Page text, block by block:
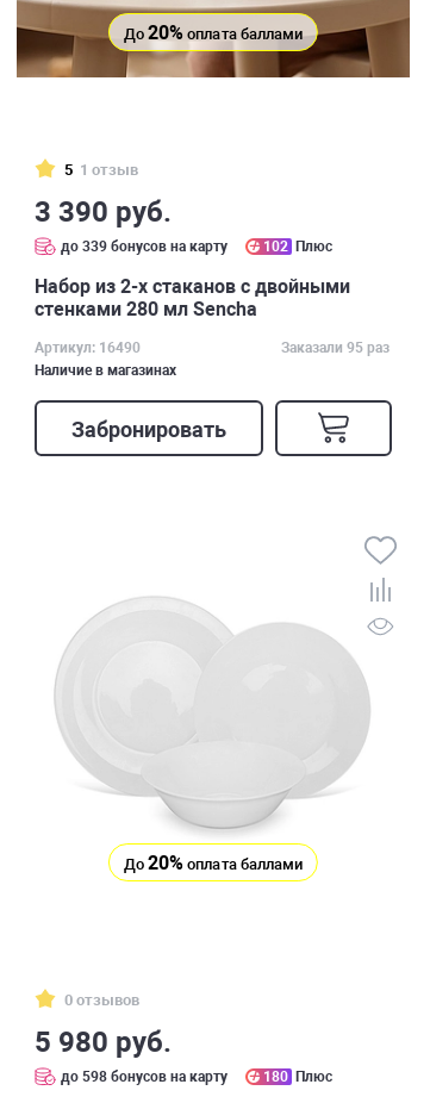
До20% оплата баллами
5 1 отзыв
3 390 руб.
до 339 бонусов на карту 102 Плюс
Набор из 2-х стаканов с двойными
стенками 280 мл Sencha
Артикул: 16490
Заказали 95 раз
Наличие в магазинах
Забронировать
До20% оплата баллами
0 отзывов
5 980 руб.
до 598 бонусов на карту 180 Плюс